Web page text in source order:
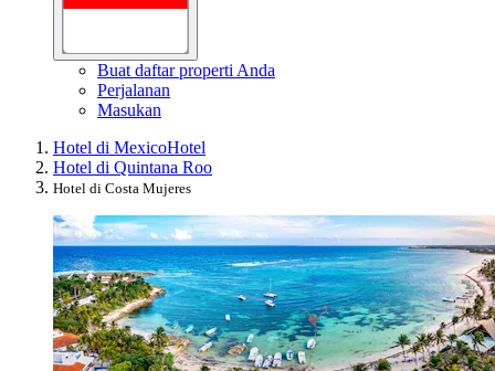
Buat daftar properti Anda
Perjalanan
Masukan
Hotel di MexicoHotel
Hotel di Quintana Roo
Hotel di Costa Mujeres